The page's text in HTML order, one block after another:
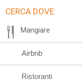
CERCA DOVE:
Mangiare
Airbnb
Ristoranti